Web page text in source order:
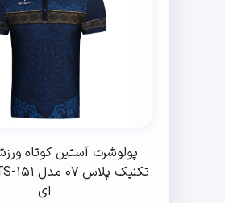
پولوشرت آستین کوتاه
ای